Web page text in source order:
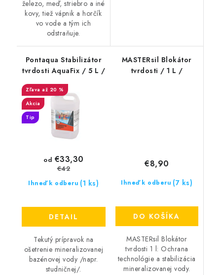
železo, meď, striebro a iné
kovy, tiež vápnik a horčík
vo vode a tým ich
odstraňuje.
Pontaqua Stabilizátor
tvrdosti AquaFix / 5 L /
až 20 %
Akcia
Tip
Ihneď k odberu (1 ks)
od €33,30
€42
DETAIL
Tekutý prípravok na
ošetrenie mineralizovanej
bazénovej vody /napr.
studničnej/.
MASTERsil Blokátor
tvrdosti / 1 L /
Ihneď k odberu (7 ks)
€8,90
DO KOŠÍKA
MASTERsil Blokátor
tvrdosti 1 l: Ochrana
technológie a stabilizácia
mineralizovanej vody.